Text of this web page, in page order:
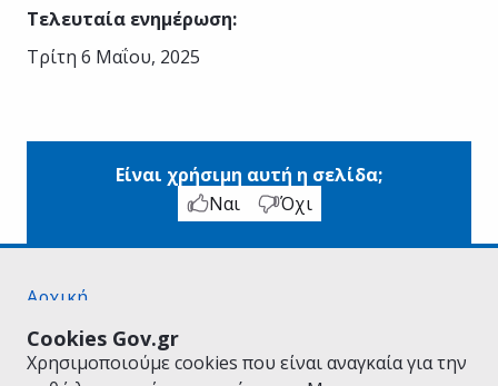
Cookies Gov.gr
Χρησιμοποιούμε cookies που είναι αναγκαία για την
Τελευταία ενημέρωση:
Τρίτη 6 Μαΐου, 2025
Είναι χρήσιμη αυτή η σελίδα;
Ναι
Όχι
Αρχική
Όροι Χρήσης
Πολιτική Απορρήτου